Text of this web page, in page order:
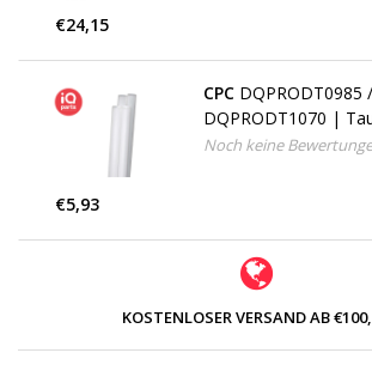
€24,15
CPC DQPRODT0985 /
DQPRODT1070 |
Polypropylen
Noch keine
€5,93
KOSTENLOSER VERSAND AB